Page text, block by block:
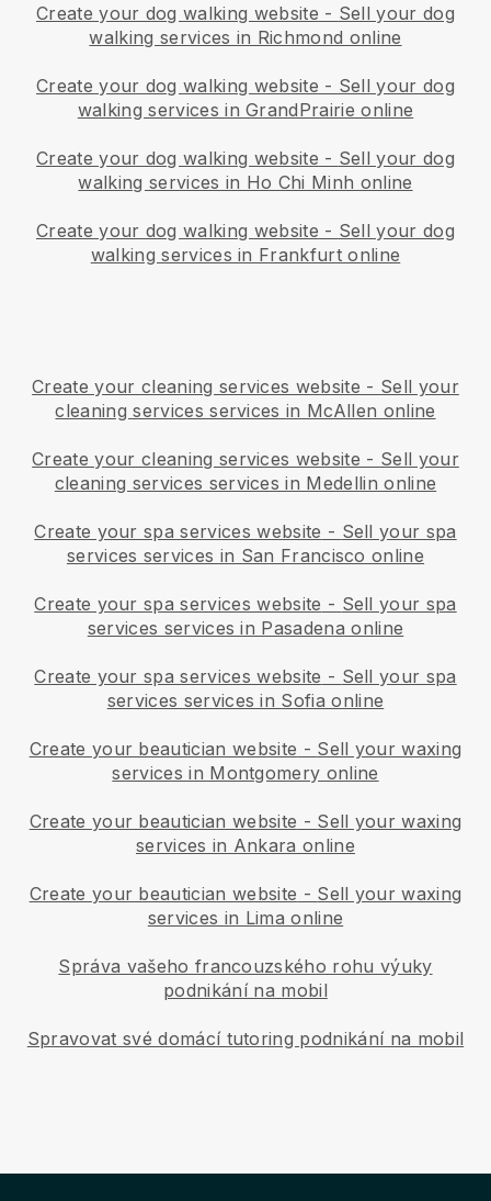
Create your dog walking website - Sell your dog
walking services in Richmond online
Create your dog walking website - Sell your dog
walking services in GrandPrairie online
Create your dog walking website - Sell your dog
walking services in Ho Chi Minh online
Create your dog walking website - Sell your dog
walking services in Frankfurt online
Create your cleaning services website - Sell your
cleaning services services in McAllen online
Create your cleaning services website - Sell your
cleaning services services in Medellin online
Create your spa services website - Sell your spa
services services in San Francisco online
Create your spa services website - Sell your spa
services services in Pasadena online
Create your spa services website - Sell your spa
services services in Sofia online
Create your beautician website - Sell your waxing
services in Montgomery online
Create your beautician website - Sell your waxing
services in Ankara online
Create your beautician website - Sell your waxing
services in Lima online
Správa vašeho francouzského rohu výuky
podnikání na mobil
Spravovat své domácí tutoring podnikání na mobil